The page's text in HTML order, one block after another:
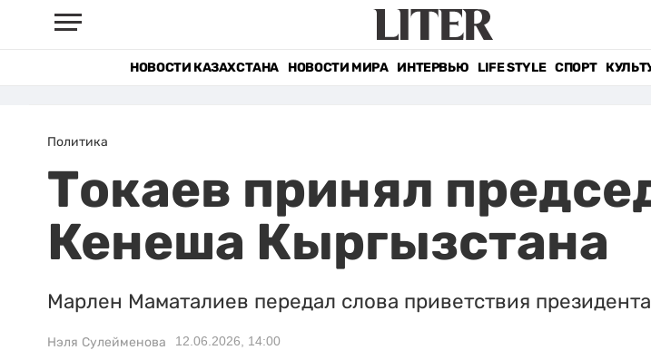
НОВОСТИ КАЗАХСТАНА НОВОСТИ МИРА ИНТЕРВЬЮ LIFE STYLE СПОРТ
Политика
Токаев принял
Кенеша Кыргызстана
Марлен Маматалиев передал слова приветствия
Нэля Сулейменова 12.06.2026, 14:00